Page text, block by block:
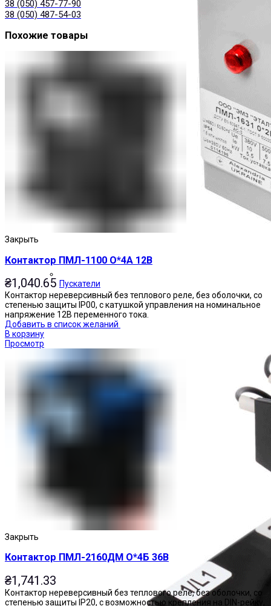
Пускатели
38 (050) 457-77-90
38 (050) 487-54-03
Похожие товары
Закрыть
Контактор ПМЛ-1100 О*4А 12В
₴1,040.65
Контактор нереверсивный без теплового реле, без оболочки, со
степенью защиты IP00, с катушкой управления на номинальное
напряжение 12В переменного тока.
Добавить в список желаний
В корзину
Просмотр
Закрыть
Контактор ПМЛ-2160ДМ О*4Б 36В
₴1,741.33
Контактор нереверсивный без теплового реле, без оболочки, со
степенью защиты IP20, с возможностью крепления на DIN-рейку,